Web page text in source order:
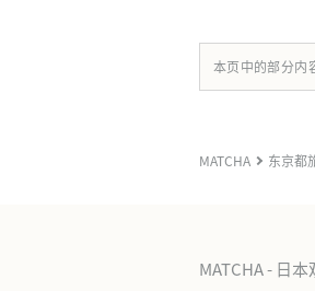
本页中的部分内
MATCHA 东京都
MATCHA - 日